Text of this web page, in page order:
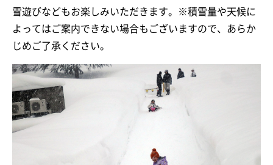
雪遊びなどもお楽しみいただきます。※積雪量や天候に
よってはご案内できない場合もございますので、あらか
じめご了承ください。